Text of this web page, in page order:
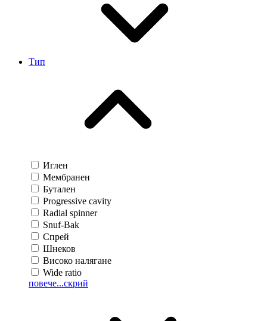
Тип
Иглен
Мембранен
Бутален
Progressive cavity
Radial spinner
Snuf-Bak
Спрей
Шнеков
Високо налягане
Wide ratio
повече...скрий